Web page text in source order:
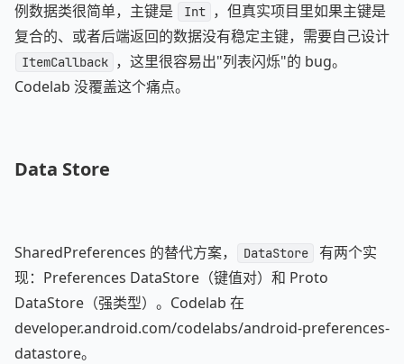
例数据类很简单，主键是
Int ，但真实项目里如果主键是
复合的、或者后端返回的数据没有稳定主键，需要自己设计
ItemCallback ，这里很容易出"列表闪烁"的 bug。
Codelab 没覆盖这个痛点。
Data Store
SharedPreferences 的替代方案， DataStore
有两个实
现：Preferences DataStore（键值对）和 Proto
DataStore（强类型）。Codelab 在
developer.android.com/codelabs/android-preferences-
datastore。